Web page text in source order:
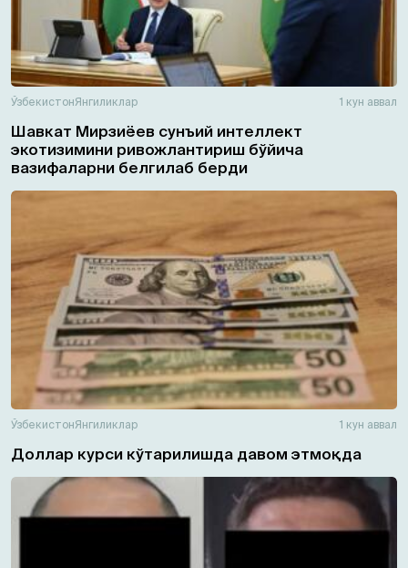
ЎзбекистонЯнгиликлар 1 кун аввал
Шавкат Мирзиёев сунъий интеллект
экотизимини ривожлантириш бўйича
вазифаларни белгилаб берди
ЎзбекистонЯнгиликлар 1 кун аввал
Доллар курси кўтарилишда давом этмоқда